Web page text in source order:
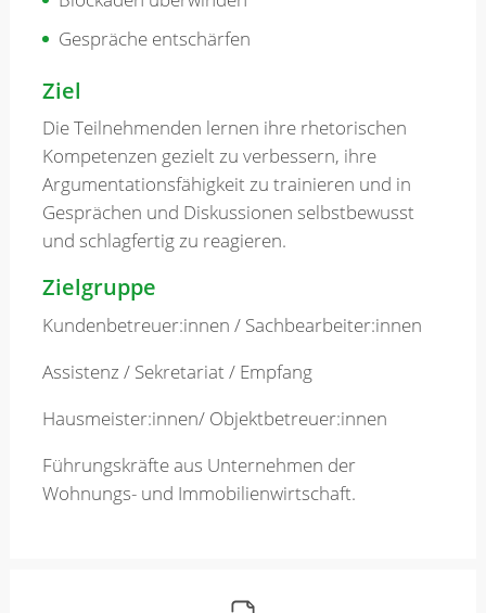
Gespräche entschärfen
Ziel
Die Teilnehmenden lernen ihre rhetorischen
Kompetenzen gezielt zu verbessern, ihre
Argumentationsfähigkeit zu trainieren und in
Gesprächen und Diskussionen selbstbewusst
und schlagfertig zu reagieren.
Zielgruppe
Kundenbetreuer:innen / Sachbearbeiter:innen
Assistenz / Sekretariat / Empfang
Hausmeister:innen/ Objektbetreuer:innen
Führungskräfte aus Unternehmen der
Wohnungs- und Immobilienwirtschaft.